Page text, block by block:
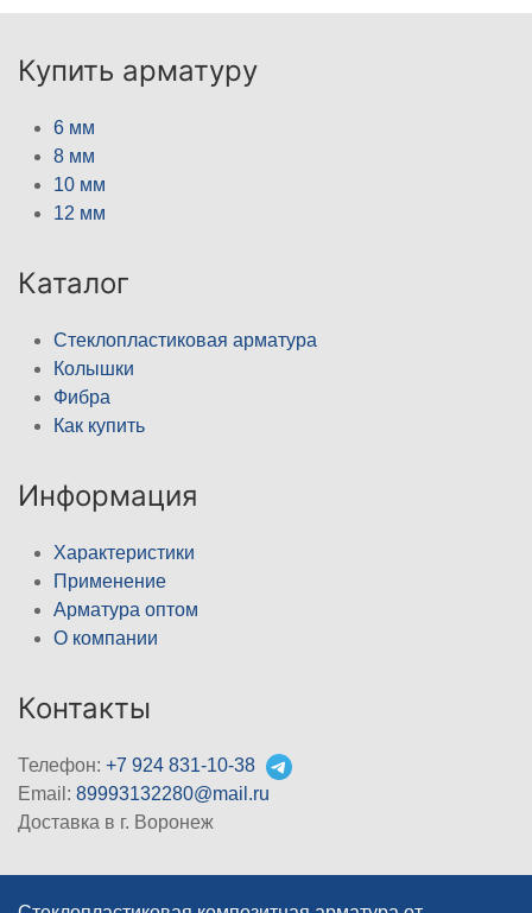
Купить арматуру
6 мм
8 мм
10 мм
12 мм
Каталог
Стеклопластиковая арматура
Колышки
Фибра
Как купить
Информация
Характеристики
Применение
Арматура оптом
О компании
Контакты
Телефон: +7 924 831-10-38
Email: 89993132280@mail.ru
Доставка в г. Воронеж